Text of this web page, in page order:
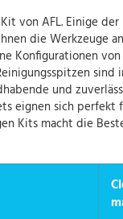
von AFL. Einige
die
und
eignen sich
Kits macht die